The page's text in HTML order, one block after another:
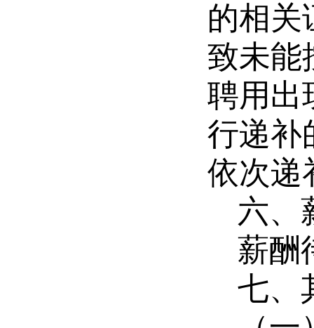
的相关
致未能
聘用 出
行递补
依次递
六、
薪酬
七、